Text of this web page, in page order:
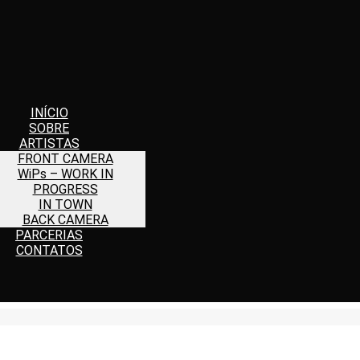
INÍCIO
SOBRE
ARTISTAS
FRONT CAMERA
WiPs – WORK IN
PROGRESS
IN TOWN
BACK CAMERA
PARCERIAS
CONTATOS